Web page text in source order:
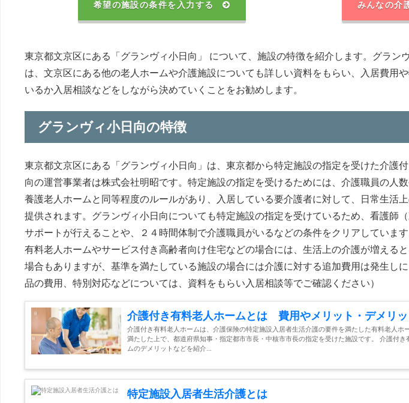
希望の施設の条件を入力する みんなの介
東京都文京区にある「グランヴィ小日向」 について、施設の特徴を紹介します。グラン
は、文京区にある他の老人ホームや介護施設についても詳しい資料をもらい、入居費用
いるか入居相談などをしながら決めていくことをお勧めします。
グランヴィ小日向の特徴
東京都文京区にある「グランヴィ小日向」は、東京都から特定施設の指定を受けた介護
向の運営事業者は株式会社明昭です。特定施設の指定を受けるためには、介護職員の人
養護老人ホームと同等程度のルールがあり、入居している要介護者に対して、日常生活
提供されます。グランヴィ小日向についても特定施設の指定を受けているため、看護師
サポートが行えることや、２４時間体制で介護職員がいるなどの条件をクリアしていま
有料老人ホームやサービス付き高齢者向け住宅などの場合には、生活上の介護が増える
場合もありますが、基準を満たしている施設の場合には介護に対する追加費用は発生し
品の費用、特別対応などについては、資料をもらい入居相談等でご確認ください）
介護付き有料老人ホームとは 費用やメリット・デメリッ
介護付き有料老人ホームは、介護保険の特定施設入居者生活介護の要件を満たした有料老人ホ
満たした上で、都道府県知事・指定都市市長・中核市市長の指定を受けた施設です。 介護付
ムのデメリットなどを紹介...
特定施設入居者生活介護とは